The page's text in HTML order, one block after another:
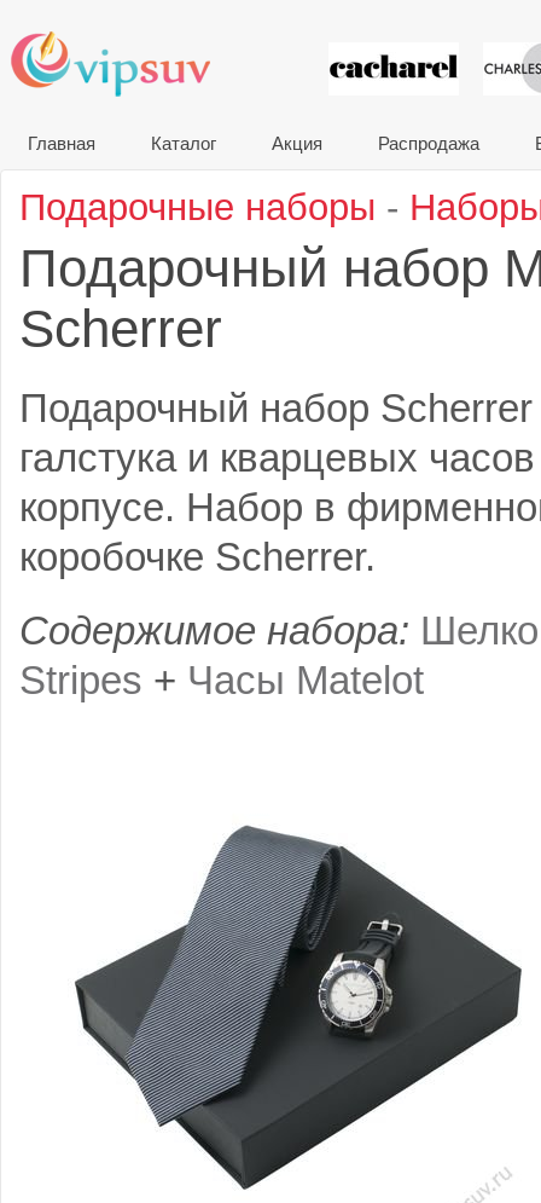
VIP
Главная Каталог Акция Распродажа
Подарочные наборы -
Подарочный набор
Scherrer
Подарочный набор Scherrer
галстука и кварцевых
корпусе. Набор в
коробочке Scherrer.
Содержимое набора:
Stripes + Часы Matelot